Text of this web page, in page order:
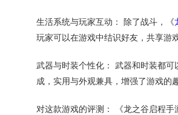
生活系统与玩家互动： 除了战斗，《
玩家可以在游戏中结识好友，共享游
武器与时装个性化： 武器和时装都
成，实用与外观兼具，增强了游戏的趣
对这款游戏的评测： 《龙之谷启程